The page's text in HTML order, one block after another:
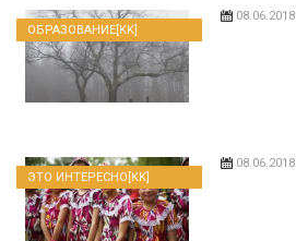
ОБРАЗОВАНИЕ[KK]
08.06.2018
ЭТО ИНТЕРЕСНО[KK]
08.06.2018